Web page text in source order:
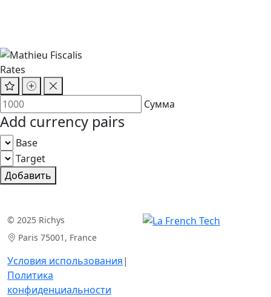
Rates
Сумма
Add currency pairs
Base
Target
Добавить
© 2025 Richys
Paris 75001, France
Условия использования|
Политика
конфиденциальности